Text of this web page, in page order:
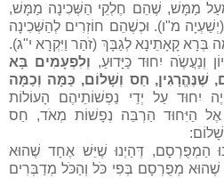
מַמָּשׁ, שֶׁהֵם חֶלְקֵי הַשְּׁכִינָה מַמָּשׁ,
מ"ו). וּכְשֶׁהֵם חוֹזְרִים לְהַשְּׁכִינָה
בְּרָא קָאָתֵינָא לְגַבָּךְ (זֹהַר וַיִּקְרָא י"ג).
וְנַעֲשֶֹה יִחוּד כַּיָּדוּעַ, וְלִפְעָמִים בָּא
שֶׁנֶּהֱרָגִין, חַס וְשָׁלוֹם, כַּמָּה וְכַמָּה
יִחוּד עַל יְדֵי נַפְשׁוֹתֵיהֶם הָעוֹלוֹת
אֶל הַיִּחוּד הַרְבֵּה נְפָשׁוֹת מְאֹד, חַס
הַמְפֻרְסָם, דְּהַיְנוּ שֶׁיֵּשׁ אֶחָד שֶׁהוּא
שֶׁהוּא מְפֻרְסָם בְּפִי כֹּל וְהַכֹּל מְדַבְּרִים